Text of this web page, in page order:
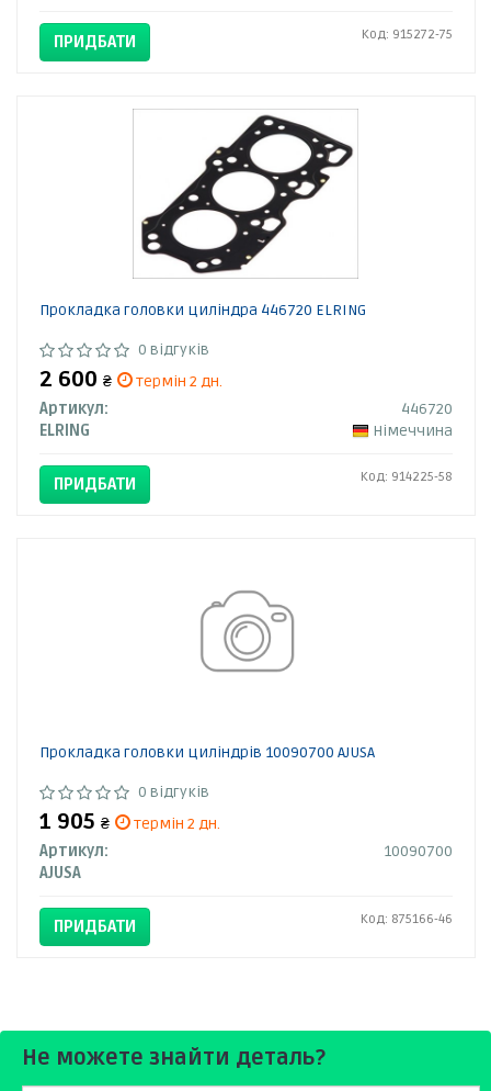
ПРИДБАТИ Код: 915272-75
Прокладка головки циліндра 446720 ELRING
0 відгуків
2 600 ₴
термін 2 дн.
Артикул:
446720
ELRING
Німеччина
ПРИДБАТИ Код: 914225-58
Прокладка головки циліндрів 10090700 AJUSA
0 відгуків
1 905 ₴
термін 2 дн.
Артикул:
10090700
AJUSA
ПРИДБАТИ Код: 875166-46
Не можете знайти деталь?